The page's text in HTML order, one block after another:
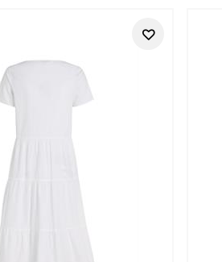
die Funktionalität,
ebenso bewähren wie auf
mit einer angenehmen Passform
Marken für Damen und
Genau deshalb ist